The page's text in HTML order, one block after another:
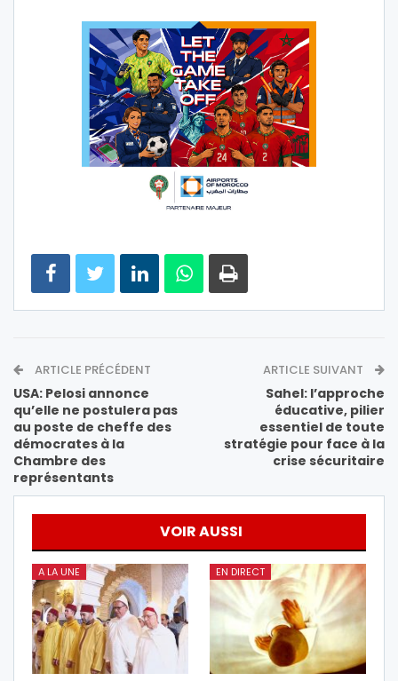
ARTICLE PRÉCÉDENT
USA: Pelosi annonce
qu’elle ne postulera pas
au poste de cheffe des
démocrates à la
Chambre des
représentants
ARTICLE SUIVANT
Sahel: l’approche
éducative, pilier
essentiel de toute
stratégie pour face à la
crise sécuritaire
VOIR AUSSI
A LA UNE EN DIRECT